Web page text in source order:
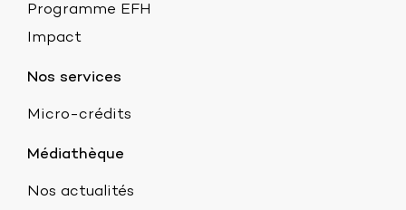
Programme EFH
Impact
Nos services
Micro-crédits
Médiathèque
Nos actualités